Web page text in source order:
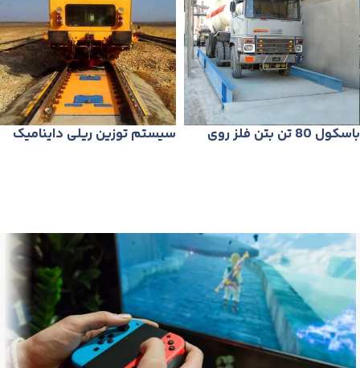
باسكول 80 تن بتن فلز روی
سیستم توزین ریلی داینامیک